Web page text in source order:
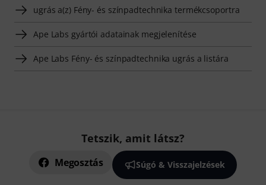
ugrás a(z) Fény- és színpadtechnika termékcsoportra
Ape Labs gyártói adatainak megjelenítése
Ape Labs Fény- és színpadtechnika ugrás a listára
Tetszik, amit látsz?
Megosztás Súgó & Visszajelzések